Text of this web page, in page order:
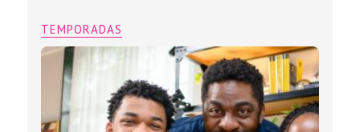
TEMPORADAS